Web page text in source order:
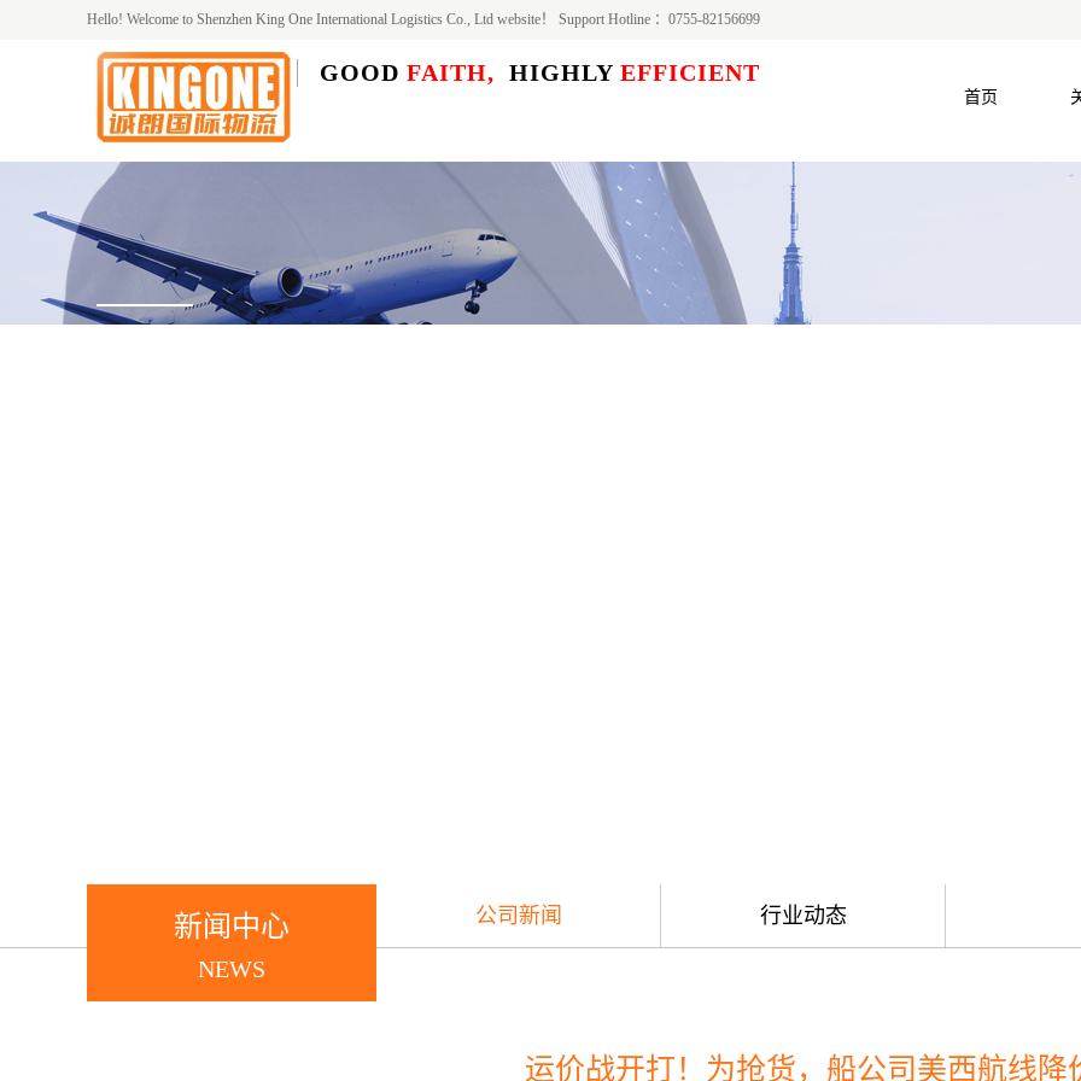
Hello! Welcome to Shenzhen King One International Logistics Co., Ltd website！ Support Hotline ：0755-82156699
GOOD FAITH, HIGHLY EFFICIENT
首页
新闻中心
NEWS
公司新闻 行业动态
运价战开打！为抢货，船公司美西航线降